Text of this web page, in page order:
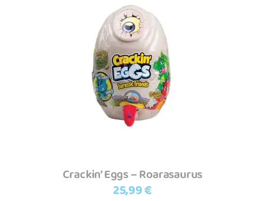
Adicionar
Crackin’ Eggs – Roarasaurus
25,99€